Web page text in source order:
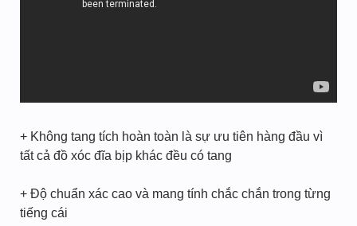
+ Không tang tích hoàn toàn là sự ưu tiên hàng đầu vì
tất cả đồ xóc đĩa bịp khác đều có tang
+ Độ chuẩn xác cao và mang tính chắc chắn trong từng
tiếng cái